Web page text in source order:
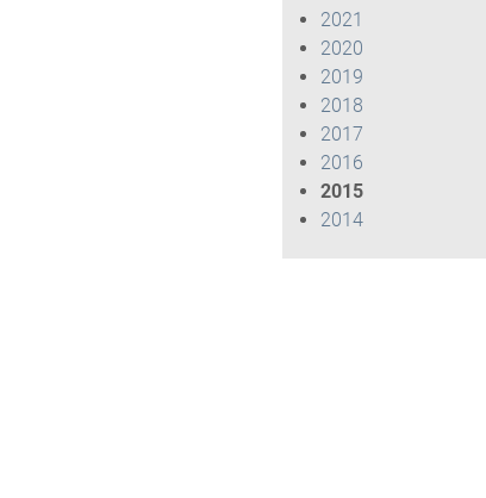
2021
2020
2019
2018
2017
2016
2015
2014